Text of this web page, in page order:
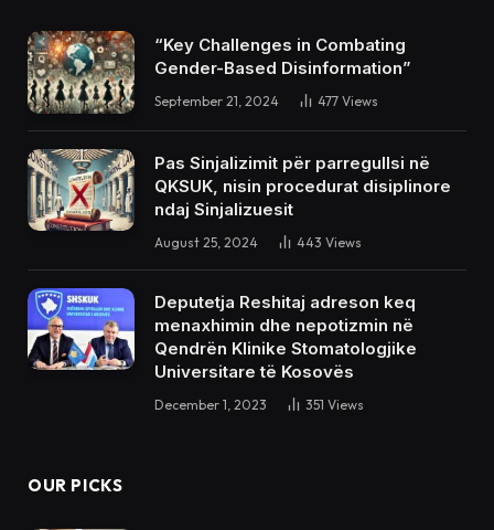
“Key Challenges in Combating
Gender-Based Disinformation”
September 21, 2024 477 Views
Pas Sinjalizimit për parregullsi në
QKSUK, nisin procedurat disiplinore
ndaj Sinjalizuesit
August 25, 2024 443 Views
Deputetja Reshitaj adreson keq
menaxhimin dhe nepotizmin në
Qendrën Klinike Stomatologjike
Universitare të Kosovës
December 1, 2023 351 Views
OUR PICKS